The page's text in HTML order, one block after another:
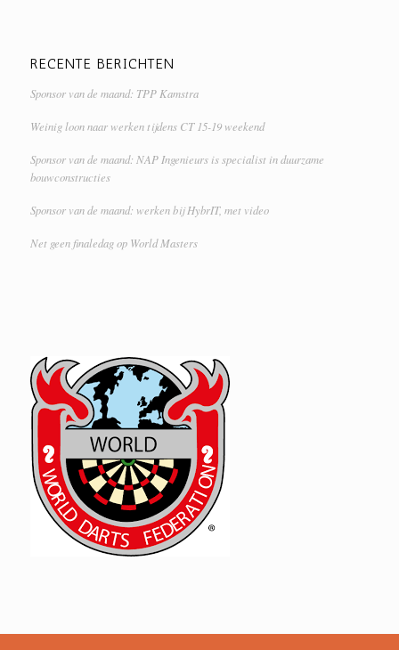
RECENTE BERICHTEN
Sponsor van de maand: TPP Kamstra
Weinig loon naar werken tijdens CT 15-19 weekend
Sponsor van de maand: NAP Ingenieurs is specialist in duurzame
bouwconstructies
Sponsor van de maand: werken bij HybrIT, met video
Net geen finaledag op World Masters